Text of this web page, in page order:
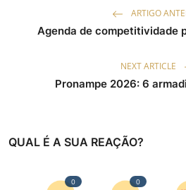
ARTIGO
Agenda de competitividade
NEXT ARTICLE
Pronampe 2026: 6
QUAL É A SUA REAÇÃO?
0 0